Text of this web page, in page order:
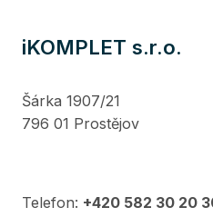
iKOMPLET s.r.o.
Šárka 1907/21
796 01 Prostějov
Telefon: +420 582 30 20